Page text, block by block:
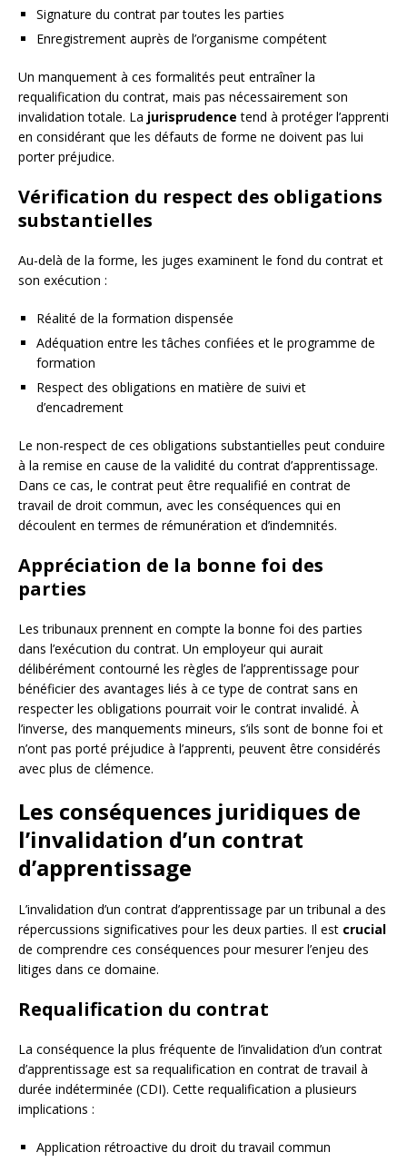
Signature du contrat par toutes les parties
Enregistrement auprès de l’organisme compétent
Un manquement à ces formalités peut entraîner la
requalification du contrat, mais pas nécessairement son
invalidation totale. La jurisprudence tend à protéger l’apprenti
en considérant que les défauts de forme ne doivent pas lui
porter préjudice.
Vérification du respect des obligations
substantielles
Au-delà de la forme, les juges examinent le fond du contrat et
son exécution :
Réalité de la formation dispensée
Adéquation entre les tâches confiées et le programme de
formation
Respect des obligations en matière de suivi et
d’encadrement
Le non-respect de ces obligations substantielles peut conduire
à la remise en cause de la validité du contrat d’apprentissage.
Dans ce cas, le contrat peut être requalifié en contrat de
travail de droit commun, avec les conséquences qui en
découlent en termes de rémunération et d’indemnités.
Appréciation de la bonne foi des
parties
Les tribunaux prennent en compte la bonne foi des parties
dans l’exécution du contrat. Un employeur qui aurait
délibérément contourné les règles de l’apprentissage pour
bénéficier des avantages liés à ce type de contrat sans en
respecter les obligations pourrait voir le contrat invalidé. À
l’inverse, des manquements mineurs, s’ils sont de bonne foi et
n’ont pas porté préjudice à l’apprenti, peuvent être considérés
avec plus de clémence.
Les conséquences juridiques de
l’invalidation d’un contrat
d’apprentissage
L’invalidation d’un contrat d’apprentissage par un tribunal a des
répercussions significatives pour les deux parties. Il est crucial
de comprendre ces conséquences pour mesurer l’enjeu des
litiges dans ce domaine.
Requalification du contrat
La conséquence la plus fréquente de l’invalidation d’un contrat
d’apprentissage est sa requalification en contrat de travail à
durée indéterminée (CDI). Cette requalification a plusieurs
implications :
Application rétroactive du droit du travail commun